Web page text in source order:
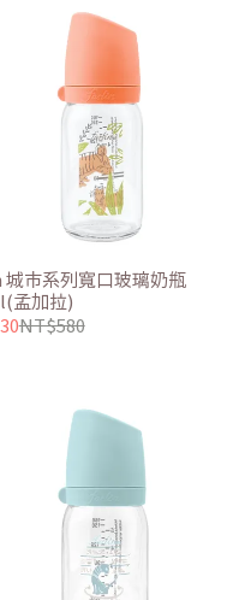
市系列寬口玻璃奶瓶
孟加拉)
NT$580